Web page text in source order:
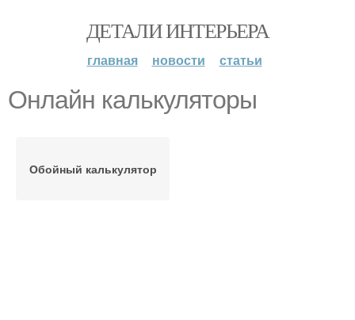
ДЕТАЛИ ИНТЕРЬЕРА
главная новости статьи
Онлайн калькуляторы
Обойный калькулятор